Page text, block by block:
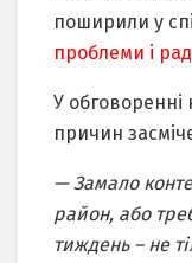
поширили у
проблеми і
У обговоренні
причин
— Замало
район, або
тиждень – не